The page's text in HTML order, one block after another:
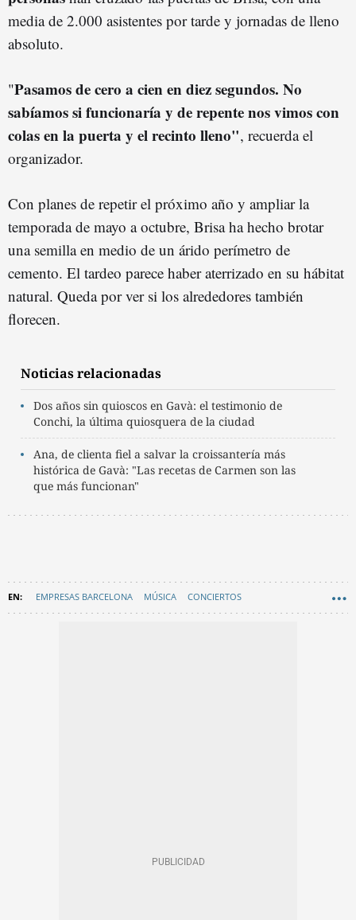
media de 2.000 asistentes por tarde y jornadas de lleno
absoluto.
"Pasamos de cero a cien en diez segundos. No
sabíamos si funcionaría y de repente nos vimos con
colas en la puerta y el recinto lleno", recuerda el
organizador.
Con planes de repetir el próximo año y ampliar la
temporada de mayo a octubre, Brisa ha hecho brotar
una semilla en medio de un árido perímetro de
cemento. El tardeo parece haber aterrizado en su hábitat
natural. Queda por ver si los alrededores también
florecen.
Noticias relacionadas
Dos años sin quioscos en Gavà: el testimonio de
Conchi, la última quiosquera de la ciudad
Ana, de clienta fiel a salvar la croissantería más
histórica de Gavà: "Las recetas de Carmen son las
que más funcionan"
EMPRESAS BARCELONA MÚSICA CONCIERTOS